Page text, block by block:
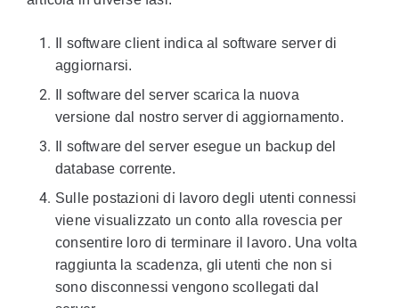
Il software client indica al software server di
aggiornarsi.
Il software del server scarica la nuova
versione dal nostro server di aggiornamento.
Il software del server esegue un backup del
database corrente.
Sulle postazioni di lavoro degli utenti connessi
viene visualizzato un conto alla rovescia per
consentire loro di terminare il lavoro. Una volta
raggiunta la scadenza, gli utenti che non si
sono disconnessi vengono scollegati dal